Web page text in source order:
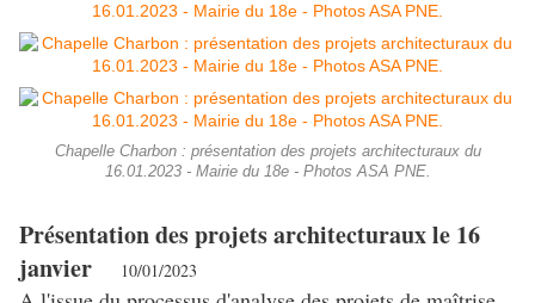
Chapelle Charbon : présentation des projets architecturaux du
16.01.2023 - Mairie du 18e - Photos ASA PNE.
Présentation des projets architecturaux le 16
janvier
10/01/2023